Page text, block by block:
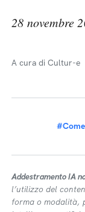
28 novembre
A cura di Cultur-e
Addestramento IA
l’utilizzo del
forma o modalità,